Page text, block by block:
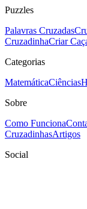
Puzzles
Palavras Cruzadas
CruzadinhaCriar
Categorias
MatemáticaCiências
Sobre
Como Funciona
CruzadinhasArtigos
Social